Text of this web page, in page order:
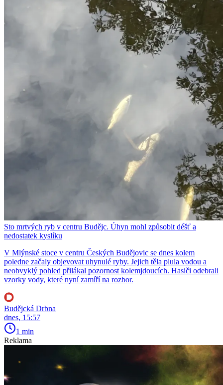
Sto mrtvých ryb v centru Budějc. Úhyn mohl způsobit déšť a
nedostatek kyslíku
V Mlýnské stoce v centru Českých Budějovic se dnes kolem
poledne začaly objevovat uhynulé ryby. Jejich těla plula vodou a
neobvyklý pohled přilákal pozornost kolemjdoucích. Hasiči odebrali
vzorky vody, které nyní zamíří na rozbor.
Budějcká Drbna
dnes, 15:57
1 min
Reklama